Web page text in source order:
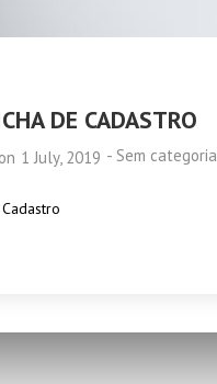
DE CADASTRO
on 1 July, 2019 - Sem categoria